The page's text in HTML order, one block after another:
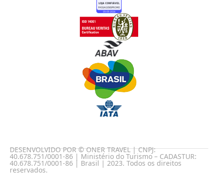
DESENVOLVIDO POR © ONER TRAVEL | CNPJ:
40.678.751/0001-86 | Ministério do Turismo – CADASTUR:
40.678.751/0001-86 | Brasil | 2023. Todos os direitos
reservados.